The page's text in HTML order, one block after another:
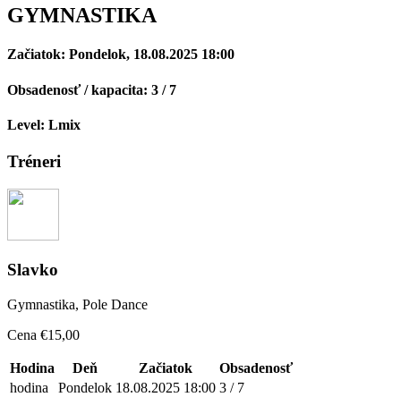
GYMNASTIKA
Začiatok: Pondelok, 18.08.2025 18:00
Obsadenosť / kapacita: 3 / 7
Level: Lmix
Tréneri
Slavko
Gymnastika, Pole Dance
Cena €15,00
Hodina Deň Začiatok
Obsadenosť
hodina
Pondelok 18.08.2025 18:00 3 / 7